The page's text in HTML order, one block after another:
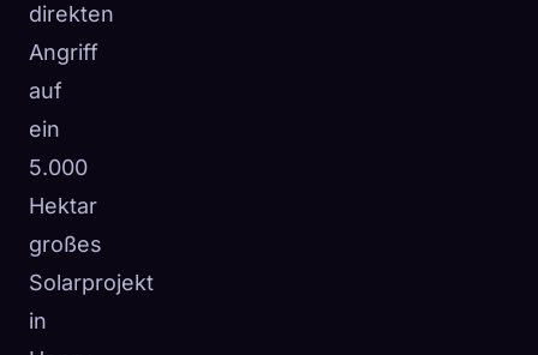
direkten
Angriff
auf
ein
5.000
Hektar
großes
Solarprojekt
in